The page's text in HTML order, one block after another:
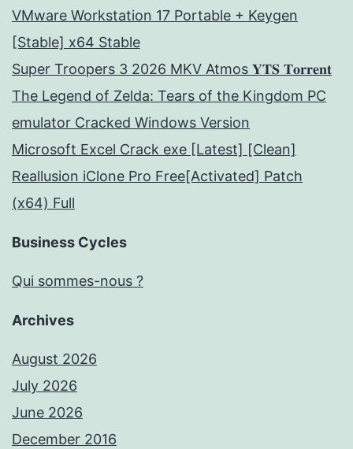
VMware Workstation 17 Portable + Keygen
[Stable] x64 Stable
Super Troopers 3 2026 MKV Atmos 𝐘𝐓𝐒 𝐓𝐨𝐫𝐫𝐞𝐧𝐭
The Legend of Zelda: Tears of the Kingdom PC
emulator Cracked Windows Version
Microsoft Excel Crack exe [Latest] [Clean]
Reallusion iClone Pro Free[Activated] Patch
(x64) Full
Business Cycles
Qui sommes-nous ?
Archives
August 2026
July 2026
June 2026
December 2016